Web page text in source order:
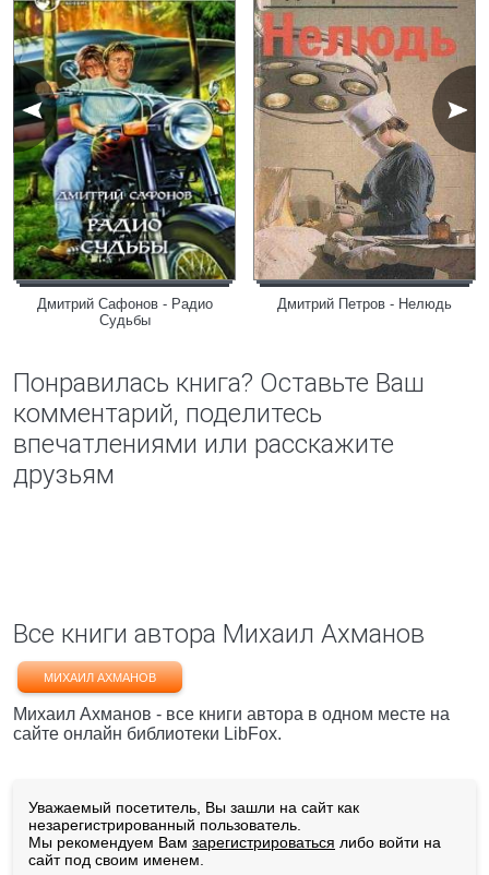
Дмитрий Сафонов - Радио
Судьбы
Дмитрий Петров - Нелюдь
Понравилась книга? Оставьте Ваш
комментарий, поделитесь
впечатлениями или расскажите
друзьям
Все книги автора Михаил Ахманов
МИХАИЛ АХМАНОВ
Михаил Ахманов - все книги автора в одном месте на
сайте онлайн библиотеки LibFox.
Уважаемый посетитель, Вы зашли на сайт как
незарегистрированный пользователь.
Мы рекомендуем Вам зарегистрироваться либо войти на
сайт под своим именем.